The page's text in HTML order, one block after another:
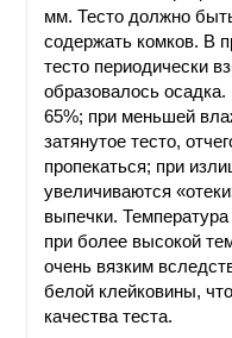
ТЕХНОЛОГИЯ
КОНТАКТЫ
мм. Тесто должно
содержать комков. В
тесто периодически
образовалось
65%; при меньшей
затянутое тесто,
пропекаться; при
увеличиваются
выпечки.
при более высокой
очень вязким
белой клейковины,
качества теста.